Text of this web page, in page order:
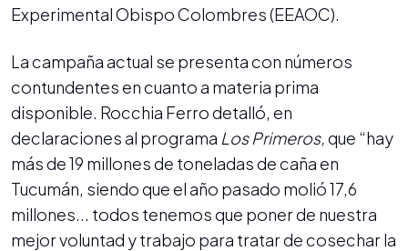
Experimental Obispo Colombres (EEAOC).
La campaña actual se presenta con números
contundentes en cuanto a materia prima
disponible. Rocchia Ferro detalló, en
declaraciones al programa Los Primeros,que “hay
más de 19 millones de toneladas de caña en
Tucumán, siendo que el año pasado molió 17,6
millones... todos tenemos que poner de nuestra
mejor voluntad y trabajo para tratar de cosechar la